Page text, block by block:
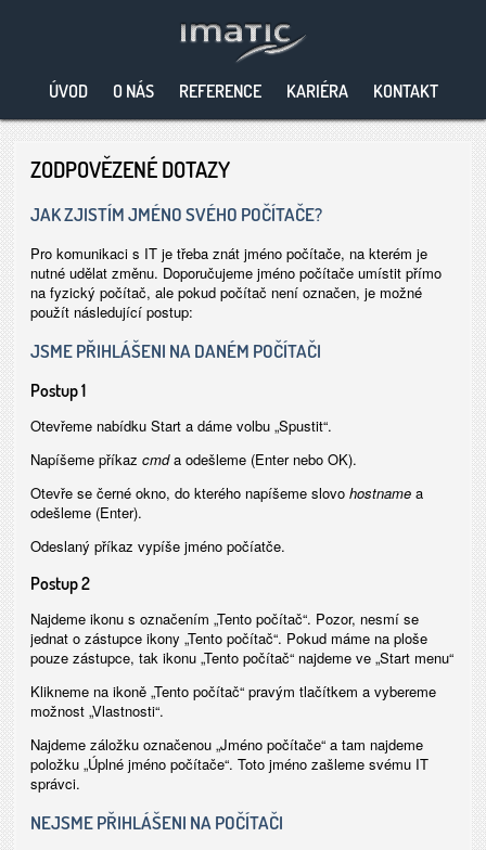
ÚVOD O NÁS REFERENCE KARIÉRA KONTAKT
ZODPOVĚZENÉ DOTAZY
JAK ZJISTÍM JMÉNO SVÉHO POČÍTAČE?
Pro komunikaci s IT je třeba znát jméno počítače, na kterém je
nutné udělat změnu. Doporučujeme jméno počítače umístit přímo
na fyzický počítač, ale pokud počítač není označen, je možné
použít následující postup:
JSME PŘIHLÁŠENI NA DANÉM POČÍTAČI
Postup 1
Otevřeme nabídku Start a dáme volbu „Spustit“.
Napíšeme příkaz cmda odešleme (Enter nebo OK).
Otevře se černé okno, do kterého napíšeme slovo hostname a
odešleme (Enter).
Odeslaný příkaz vypíše jméno počíatče.
Postup 2
Najdeme ikonu s označením „Tento počítač“. Pozor, nesmí se
jednat o zástupce ikony „Tento počítač“. Pokud máme na ploše
pouze zástupce, tak ikonu „Tento počítač“ najdeme ve „Start menu“
Klikneme na ikoně „Tento počítač“ pravým tlačítkem a vybereme
možnost „Vlastnosti“.
Najdeme záložku označenou „Jméno počítače“ a tam najdeme
položku „Úplné jméno počítače“. Toto jméno zašleme svému IT
správci.
NEJSME PŘIHLÁŠENI NA POČÍTAČI